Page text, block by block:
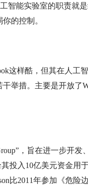
智能实验室的职责就
的控制。
这样酷，但其在人工
举措。主要是开放了
，旨在进一步开发
投入10亿美元资金用
比2011年参加《危险